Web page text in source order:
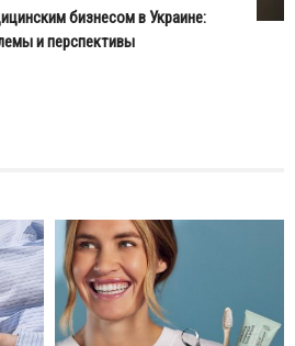
бизнесом в Украине:
и перспективы